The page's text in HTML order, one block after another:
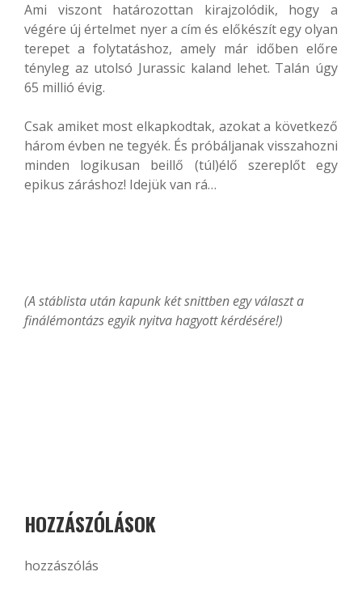
Ami viszont határozottan kirajzolódik, hogy a
végére új értelmet nyer a cím és előkészít egy olyan
terepet a folytatáshoz, amely már időben előre
tényleg az utolsó Jurassic kaland lehet. Talán úgy
65 millió évig.
Csak amiket most elkapkodtak, azokat a következő
három évben ne tegyék. És próbáljanak visszahozni
minden logikusan beillő (túl)élő szereplőt egy
epikus záráshoz! Idejük van rá…
(A stáblista után kapunk két snittben egy választ a
finálémontázs egyik nyitva hagyott kérdésére!)
HOZZÁSZÓLÁSOK
hozzászólás